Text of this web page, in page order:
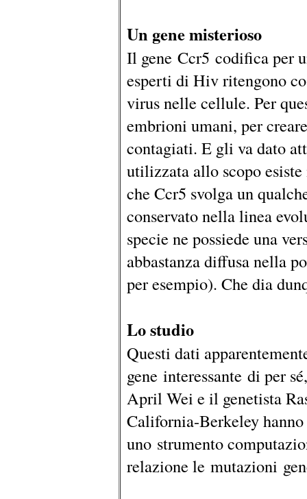
Un gene misterioso
Il gene Ccr5 codifica per
esperti di Hiv ritengono
virus nelle cellule. Per
embrioni umani, per
contagiati. E gli va dato
utilizzata allo scopo
che Ccr5 svolga un
conservato nella linea
specie ne possiede una
abbastanza diffusa nella
per esempio). Che dia
Lo studio
Questi dati
gene interessante di per
April Wei e il genetista
California-Berkeley
uno strumento
relazione le mutazioni